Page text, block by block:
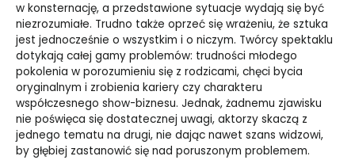
w konsternację, a przedstawione sytuacje wydają się być
niezrozumiałe. Trudno także oprzeć się wrażeniu, że sztuka
jest jednocześnie o wszystkim i o niczym. Twórcy spektaklu
dotykają całej gamy problemów: trudności młodego
pokolenia w porozumieniu się z rodzicami, chęci bycia
oryginalnym i zrobienia kariery czy charakteru
współczesnego show-biznesu. Jednak, żadnemu zjawisku
nie poświęca się dostatecznej uwagi, aktorzy skaczą z
jednego tematu na drugi, nie dając nawet szans widzowi,
by głębiej zastanowić się nad poruszonym problemem.